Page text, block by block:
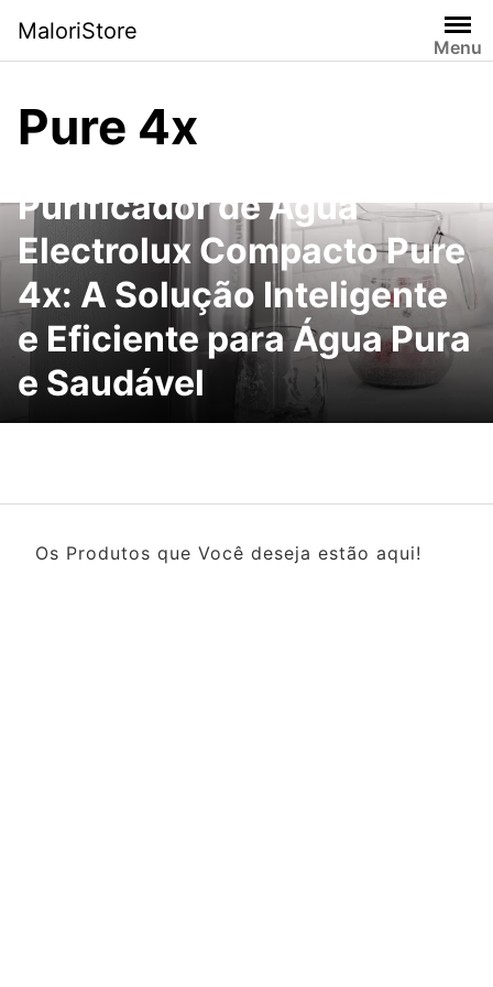
para
o
MaloriStore
Menu
Pure 4x
Purificador de Água
Electrolux Compacto Pure
4x: A Solução Inteligente
e Eficiente para Água Pura
e Saudável
Os Produtos que Você deseja estão aqui!